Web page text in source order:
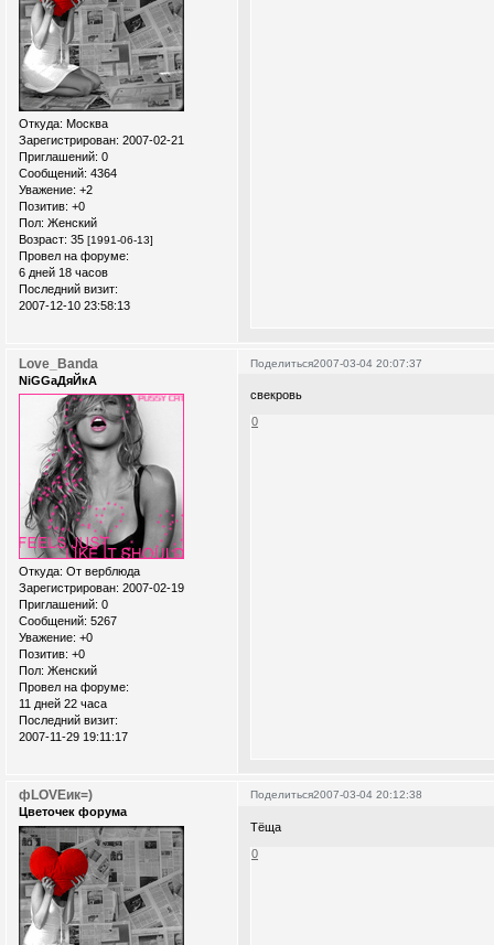
Откуда: Москва
Зарегистрирован: 2007-02-21
Приглашений: 0
Сообщений: 4364
Уважение: +2
Позитив: +0
Пол: Женский
Возраст: 35 [1991-06-13]
Провел на форуме:
6 дней 18 часов
Последний визит:
2007-12-10 23:58:13
Поделиться2007-03-04 20:07:37
Love_Banda
NiGGaДяЙкА
Откуда: От верблюда
Зарегистрирован: 2007-02-19
Приглашений: 0
Сообщений: 5267
Уважение: +0
Позитив: +0
Пол: Женский
Провел на форуме:
11 дней 22 часа
Последний визит:
2007-11-29 19:11:17
свекровь
0
Поделиться2007-03-04 20:12:38
фLOVEик=)
Цветочек форума
Тёща
0